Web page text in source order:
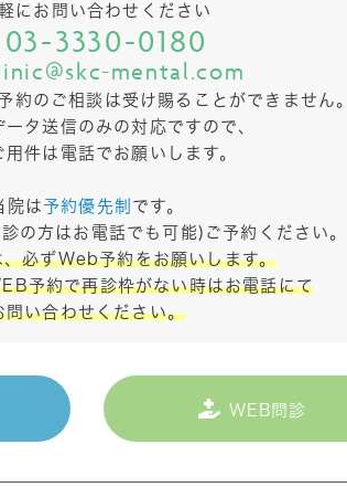
にお問い合わせください
03-3330-0180
mental.com
約のご相談は 受け賜ることができません。
ータ送信のみの対応ですので、
用件は電話でお願いします。
院は 予約優先制 です。
の方はお電話でも可能)ご予約ください。
必ずWeb予約をお願いします。
予約で再診枠がない時はお電話にて
問い合わせください。
WEB問診